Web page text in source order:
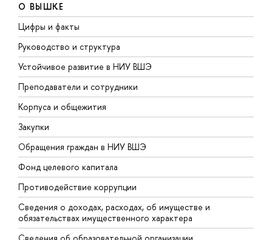
О ВЫШКЕ
Цифры и факты
Руководство и структура
Устойчивое развитие в НИУ ВШЭ
Преподаватели и сотрудники
Корпуса и общежития
Закупки
Обращения граждан в НИУ ВШЭ
Фонд целевого капитала
Противодействие коррупции
Сведения о доходах, расходах, об имуществе и
обязательствах имущественного характера